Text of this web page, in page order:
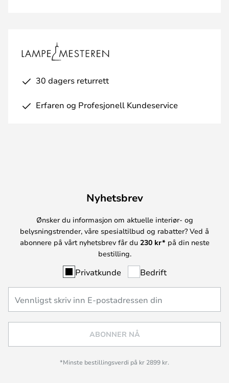
30 dagers returrett
Erfaren og Profesjonell Kundeservice
Nyhetsbrev
Ønsker du informasjon om aktuelle interiør- og
belysningstrender, våre spesialtilbud og rabatter? Ved å
abonnere på vårt nyhetsbrev får du 230 kr* på din neste
bestilling.
Privatkunde Bedrift
ABONNER NÅ
*Minste bestillingsverdi på kr 2899 kr.